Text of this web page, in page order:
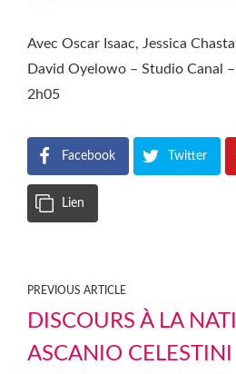
Avec Oscar Isaac, Jessica
David Oyelowo – Studio Canal
2h05
Facebook Twitter
Lien
PREVIOUS ARTICLE
DISCOURS À LA
ASCANIO